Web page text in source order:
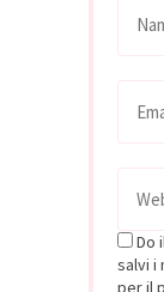
Do
salvi i
per il